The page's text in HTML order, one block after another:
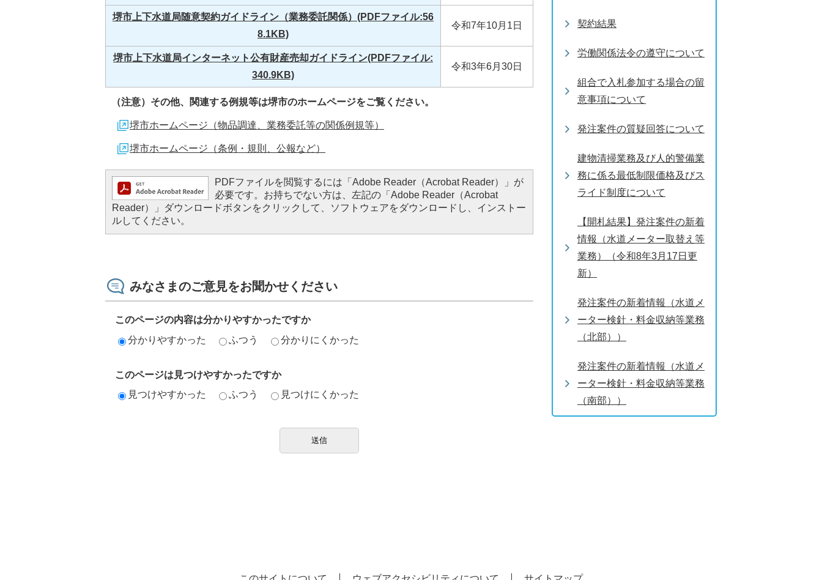
堺市上下水道局随意契約ガイドライン（業務委託関係）(PDFファイル:56
8.1KB)
令和7年10月1日
堺市上下水道局インターネット公有財産売却ガイドライン(PDFファイル:
340.9KB)
令和3年6月30日
（注意）その他、関連する例規等は堺市のホームページをご覧ください。
堺市ホームページ（物品調達、業務委託等の関係例規等）
堺市ホームページ（条例・規則、公報など）
PDFファイルを閲覧するには「Adobe Reader（Acrobat Reader）」が
必要です。お持ちでない方は、左記の「Adobe Reader（Acrobat
Reader）」ダウンロードボタンをクリックして、ソフトウェアをダウンロードし、インストー
ルしてください。
みなさまのご意見をお聞かせください
このページの内容は分かりやすかったですか
分かりやすかった
ふつう 分かりにくかった
このページは見つけやすかったですか
見つけやすかった
ふつう 見つけにくかった
契約結果
労働関係法令の遵守について
組合で入札参加する場合の留
意事項について
発注案件の質疑回答について
建物清掃業務及び人的警備業
務に係る最低制限価格及びス
ライド制度について
【開札結果】発注案件の新着
情報（水道メーター取替え等
業務）（令和8年3月17日更
新）
発注案件の新着情報（水道メ
ーター検針・料金収納等業務
（北部））
発注案件の新着情報（水道メ
ーター検針・料金収納等業務
（南部））